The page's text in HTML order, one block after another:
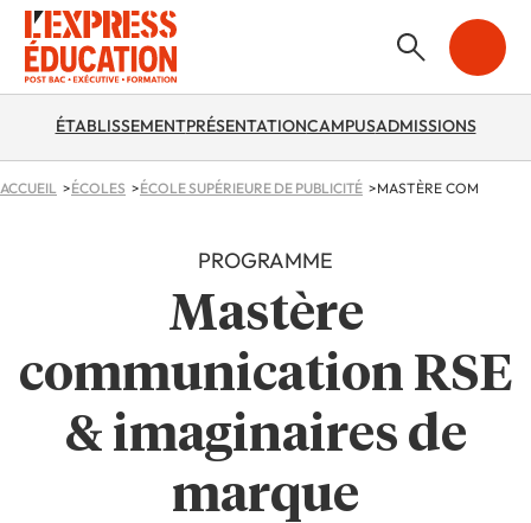
ÉTABLISSEMENTPRÉSENTATIONCAMPUSADMISSIONS
ACCUEIL ÉCOLES ÉCOLE SUPÉRIEURE DE PUBLICITÉ
PROGRAMME
Mastère
communication RSE
& imaginaires de
marque